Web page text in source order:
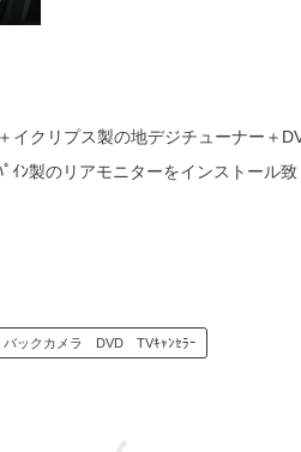
イクリプス製の地デジチューナー＋
ｲﾝ製のリアモニターをインストール
バックカメラ DVD TVｷｬﾝｾﾗｰ